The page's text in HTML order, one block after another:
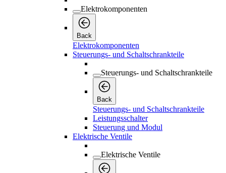
Elektrokomponenten
Back
Elektrokomponenten
Steuerungs- und Schaltschrankteile
Steuerungs- und Schaltschrankteile
Back
Steuerungs- und Schaltschrankteile
Leistungsschalter
Steuerung und Modul
Elektrische Ventile
Elektrische Ventile